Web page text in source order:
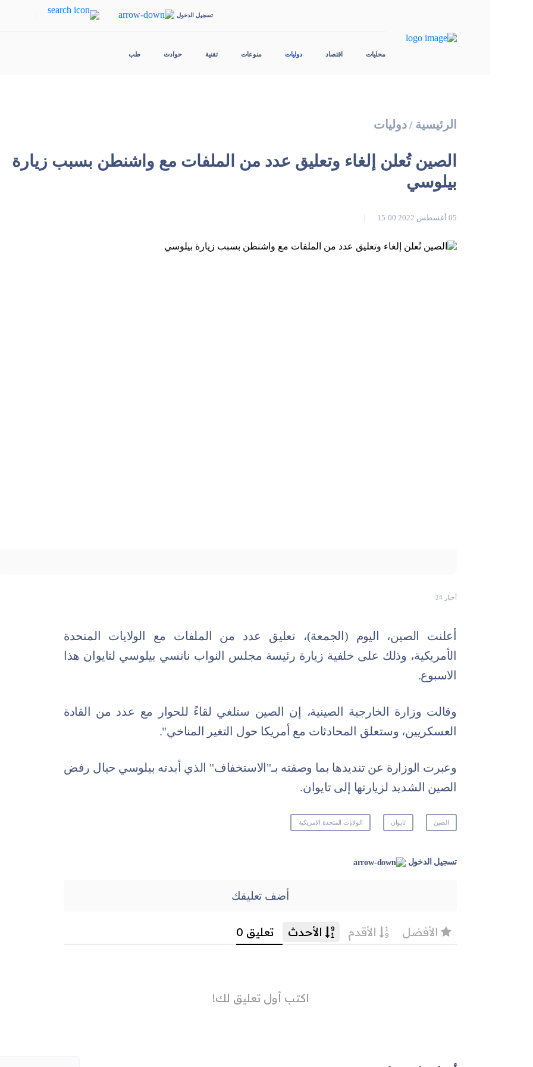
تسجيل الدخول
محليات اقتصاد دوليات منوعات تقنية حوادث طب
الرئيسية /دوليات
الصين تُعلن إلغاء وتعليق عدد من الملفات مع واشنطن بسبب زيارة
بيلوسي
05 أغسطس 2022 15:00
أخبار 24
أعلنت الصين، اليوم (الجمعة)، تعليق عدد من الملفات مع الولايات المتحدة
الأمريكية، وذلك على خلفية زيارة رئيسة مجلس النواب نانسي بيلوسي لتايوان هذا
الاسبوع.
وقالت وزارة الخارجية الصينية، إن الصين ستلغي لقاءً للحوار مع عدد من القادة
العسكريين، وستعلق المحادثات مع أمريكا حول التغير المناخي".
وعبرت الوزارة عن تنديدها بما وصفته بـ"الاستخفاف" الذي أبدته بيلوسي حيال رفض
الصين الشديد لزيارتها إلى تايوان.
الصين تايوان الولايات المتحدة الامريكية
تسجيل الدخول
أضف تعليقك